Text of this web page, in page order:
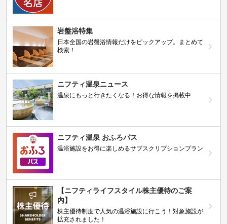
岩盤浴特集
日本全国の岩盤浴情報だけをピックアップ。まとめて
検索！
ニフティ温泉ニュース
温泉にもっと行きたくなる！お得な情報を掲載中
ニフティ温泉 おふろパス
温浴施設をお得に楽しめるサブスクリプションプラン
【ニフティライフスタイル株主優待のご案
内】
株主優待制度で人気の温浴施設に行こう！対象施設が
拡充されました！